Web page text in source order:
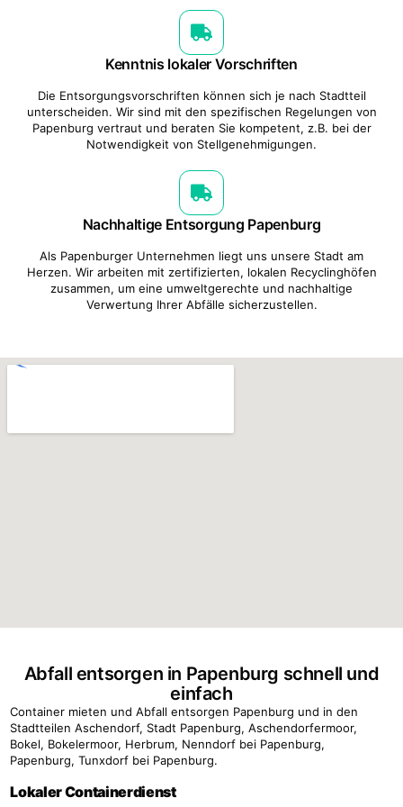
Kenntnis lokaler Vorschriften
Die Entsorgungsvorschriften können sich je nach Stadtteil
unterscheiden. Wir sind mit den spezifischen Regelungen von
Papenburg vertraut und beraten Sie kompetent, z.B. bei der
Notwendigkeit von Stellgenehmigungen.
Nachhaltige Entsorgung Papenburg
Als Papenburger Unternehmen liegt uns unsere Stadt am
Herzen. Wir arbeiten mit zertifizierten, lokalen Recyclinghöfen
zusammen, um eine umweltgerechte und nachhaltige
Verwertung Ihrer Abfälle sicherzustellen.
Abfall entsorgen in Papenburg schnell und
einfach
Container mieten und Abfall entsorgen Papenburg und in den
Stadtteilen Aschendorf, Stadt Papenburg, Aschendorfermoor,
Bokel, Bokelermoor, Herbrum, Nenndorf bei Papenburg,
Papenburg, Tunxdorf bei Papenburg.
Lokaler Containerdienst